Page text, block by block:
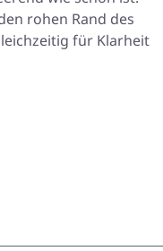
rohen Rand des
für Klarheit